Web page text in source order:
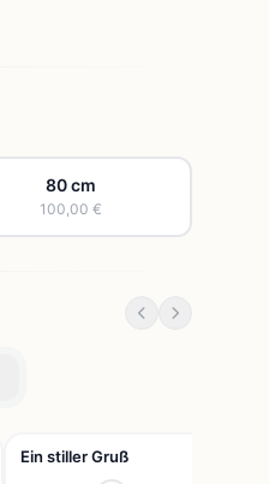
80 cm
100,00 €
Ein stiller Gruß